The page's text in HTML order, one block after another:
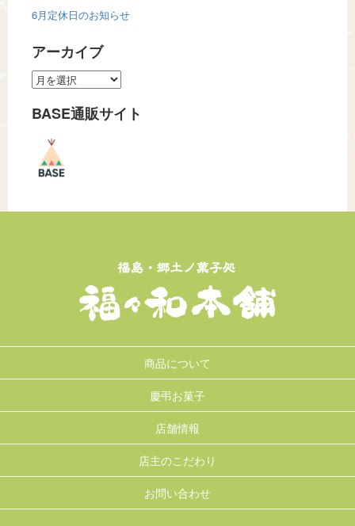
6月定休日のお知らせ
アーカイブ
ア
カ
BASE通販サイト
商品について
慶弔お菓子
店舗情報
店主のこだわり
お問い合わせ